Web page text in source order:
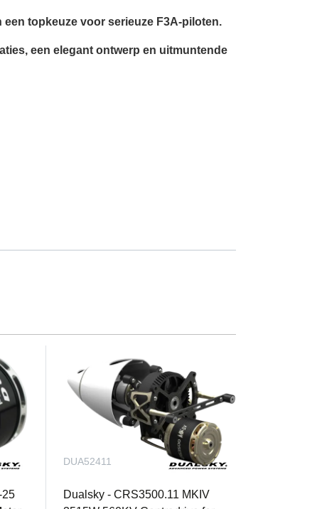
topkeuze voor serieuze F3A-piloten.
een elegant ontwerp en uitmuntende
25
DUA52411
Dualsky - CRS3500.11 MKIV